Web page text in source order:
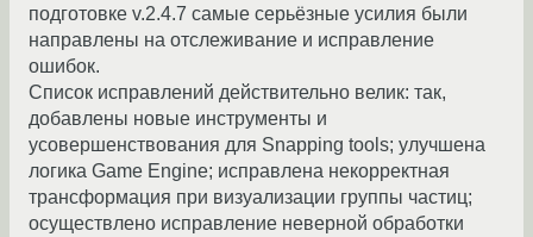
подготовке v.2.4.7 самые серьёзные усилия были
направлены на отслеживание и исправление
ошибок.
Список исправлений действительно велик: так,
добавлены новые инструменты и
усовершенствования для Snapping tools; улучшена
логика Game Engine; исправлена некорректная
трансформация при визуализации группы частиц;
осуществлено исправление неверной обработки